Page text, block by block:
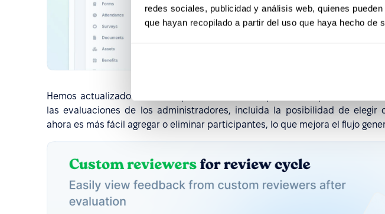
redes sociales, publicidad y análisis web, quienes
que hayan recopilado a partir del uso que haya hecho de
Hemos actualizado la interfaz para ofrecer más opciones de
las evaluaciones de los administradores, incluida la posibilidad de elegir
ahora es más fácil agregar o eliminar participantes, lo que mejora el flujo